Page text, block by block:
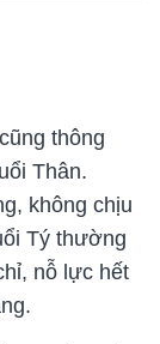
thông
Thân.
không chịu
Tý thường
nỗ lực hết